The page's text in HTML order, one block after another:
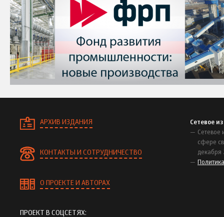
АРХИВ ИЗДАНИЯ
КОНТАКТЫ И СОТРУДНИЧЕСТВО
О ПРОЕКТЕ И АВТОРАХ
Сетевое
Сетевое
сфере
декабря
ПРОЕКТ В СОЦСЕТЯХ: